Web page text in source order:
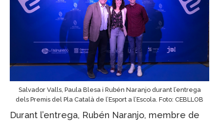
Salvador Valls, Paula Blesa i Rubén Naranjo durant l’entrega
dels Premis del Pla Català de l’Esport a l’Escola. Foto: CEBLLOB
Durant l’entrega, Rubén Naranjo, membre de